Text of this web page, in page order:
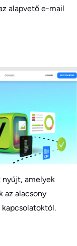
alapvető e-mail
nyújt, amelyek
az alacsony